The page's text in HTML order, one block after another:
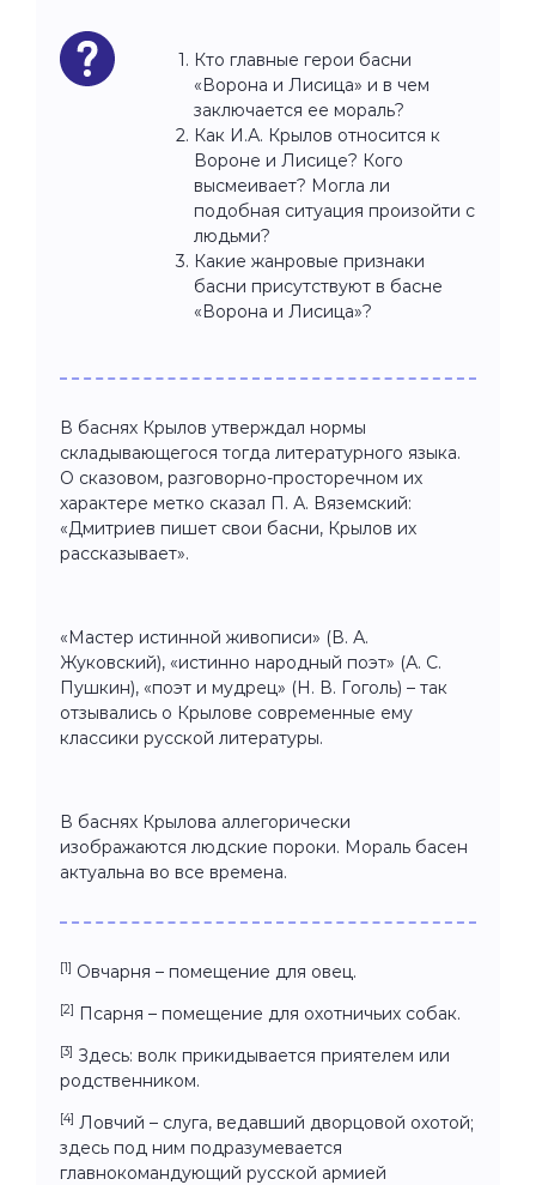
Кто главные герои басни
«Ворона и Лисица» и в чем
заключается ее мораль?
Как И.А. Крылов относится к
Вороне и Лисице? Кого
высмеивает? Могла ли
подобная ситуация произойти с
людьми?
Какие жанровые признаки
басни присутствуют в басне
«Ворона и Лисица»?
В баснях Крылов утверждал нормы
складывающегося тогда литературного языка.
О сказовом, разговорно-просторечном их
характере метко сказал П. А. Вяземский:
«Дмитриев пишет свои басни, Крылов их
рассказывает».
«Мастер истинной живописи» (В. А.
Жуковский), «истинно народный поэт» (А. С.
Пушкин), «поэт и мудрец» (Н. В. Гоголь) – так
отзывались о Крылове современные ему
классики русской литературы.
В баснях Крылова аллегорически
изображаются людские пороки. Мораль басен
актуальна во все времена.
[1] Овчарня – помещение для овец.
[2] Псарня – помещение для охотничьих собак.
[3] Здесь: волк прикидывается приятелем или
родственником.
[4] Ловчий – слуга, ведавший дворцовой охотой;
здесь под ним подразумевается
главнокомандующий русской армией